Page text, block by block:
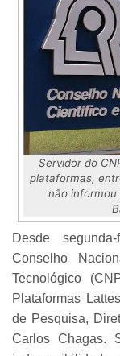
Servidor do
plataformas,
não informou
Desde
Conselho
Tecnológico
Plataformas
de Pesquisa,
Carlos Chagas.